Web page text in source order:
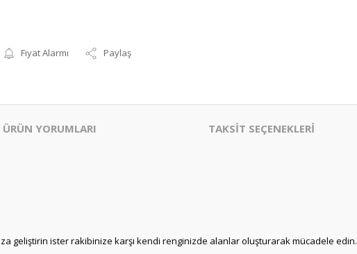
Fiyat Alarmı Paylaş
ÜRÜN YORUMLARI TAKSİT SEÇENEKLERİ
geliştirin ister rakibinize karşı kendi renginizde alanlar oluşturarak mücadele edin.